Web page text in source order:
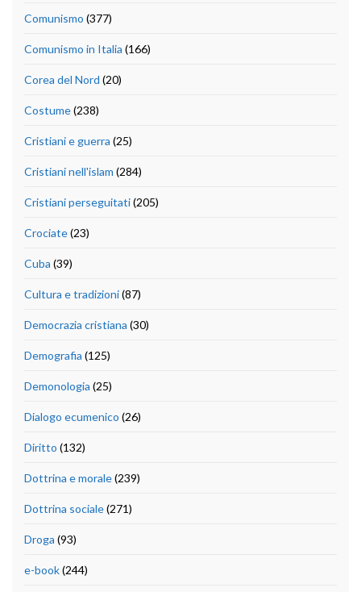
Comunismo (377)
Comunismo in Italia (166)
Corea del Nord (20)
Costume(238)
Cristiani e guerra (25)
Cristiani nell'islam (284)
Cristiani perseguitati(205)
Crociate(23)
Cuba (39)
Cultura e tradizioni(87)
Democrazia cristiana (30)
Demografia (125)
Demonologia (25)
Dialogo ecumenico (26)
Diritto (132)
Dottrina e morale(239)
Dottrina sociale(271)
Droga (93)
e-book(244)